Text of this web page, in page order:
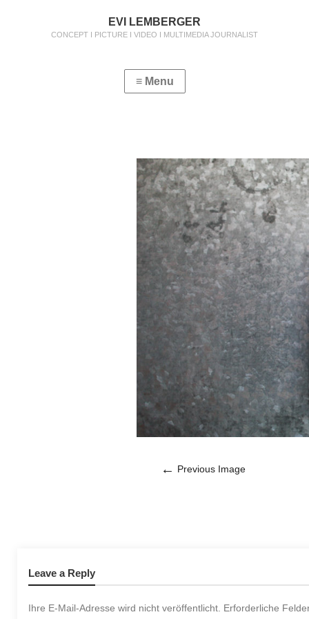
EVI LEMBERGER
CONCEPT I PICTURE I VIDEO I MULTIMEDIA JOURNALIST
← Previous Image
Leave a Reply
Ihre E-Mail-Adresse wird nicht veröffentlicht. Erforderliche